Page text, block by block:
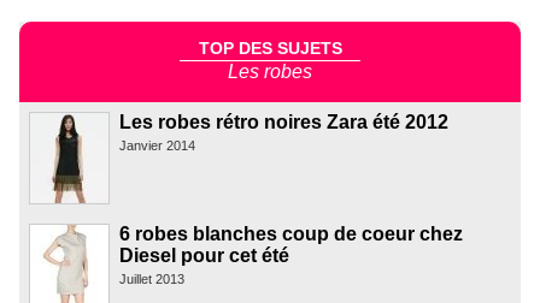
TOP DES SUJETS
Les robes
Les robes rétro noires Zara été 2012
Janvier 2014
6 robes blanches coup de coeur chez
Diesel pour cet été
Juillet 2013